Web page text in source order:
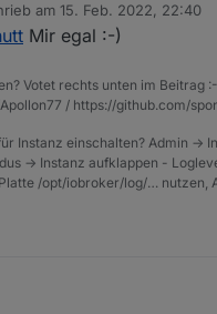
Welche node.js darfs denn
am 15. Feb. 2022, 22:40
editiert von
Mir egal :-)
Votet rechts unten im Beitrag
/ https://github.com/
Instanz einschalten? Admin ->
-> Instanz aufklappen -
/opt/iobroker/log/… nutzen,